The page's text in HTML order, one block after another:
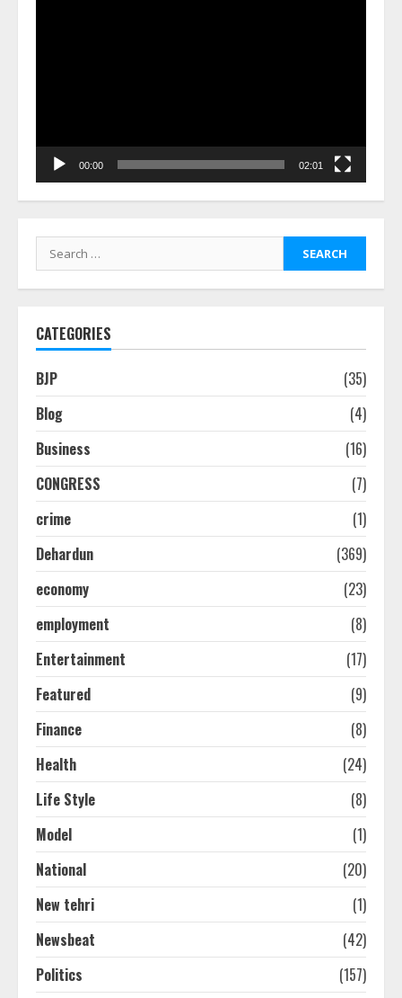
00:00 02:01
Search
for:
CATEGORIES
BJP
(35)
Blog
(4)
Business
(16)
CONGRESS
(7)
crime
(1)
Dehardun
(369)
economy
(23)
employment
(8)
Entertainment
(17)
Featured
(9)
Finance
(8)
Health
(24)
Life Style
(8)
Model
(1)
National
(20)
New tehri
(1)
Newsbeat
(42)
Politics
(157)